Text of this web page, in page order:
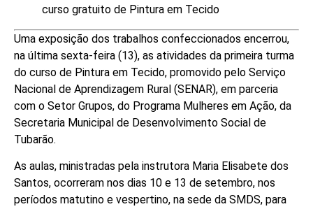
curso gratuito de Pintura em Tecido
Uma exposição dos trabalhos confeccionados encerrou,
na última sexta-feira (13), as atividades da primeira turma
do curso de Pintura em Tecido, promovido pelo Serviço
Nacional de Aprendizagem Rural (SENAR), em parceria
com o Setor Grupos, do Programa Mulheres em Ação, da
Secretaria Municipal de Desenvolvimento Social de
Tubarão.
As aulas, ministradas pela instrutora Maria Elisabete dos
Santos, ocorreram nos dias 10 e 13 de setembro, nos
períodos matutino e vespertino, na sede da SMDS, para